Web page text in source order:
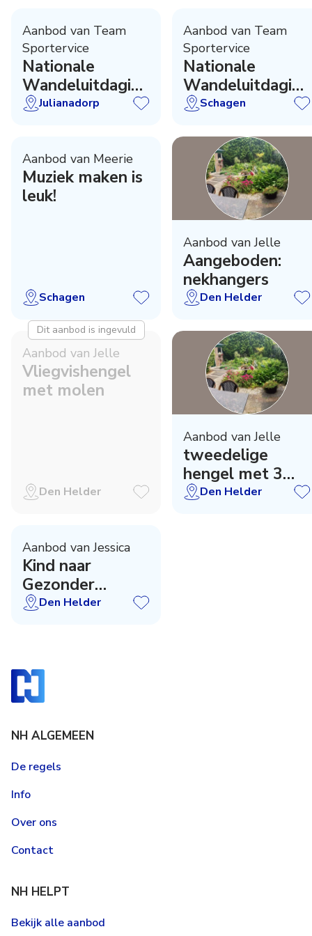
Aanbod van Team
Sportervice
Nationale
Wandeluitdaging
Julianadorp
Julianadorp
Aanbod van Team
Sportervice
Nationale
Wandeluitdaging
Schagen
Schagen
Aanbod van Meerie
Muziek maken is
leuk!
Schagen
Aanbod van Jelle
Aangeboden:
nekhangers
Den Helder
Dit aanbod is ingevuld
Aanbod van Jelle
Vliegvishengel
met molen
Den Helder
Aanbod van Jelle
tweedelige
hengel met 3
molens
Den Helder
Aanbod van Jessica
Kind naar
Gezonder
Gewicht
Den Helder
NH ALGEMEEN
De regels
Info
Over ons
Contact
NH HELPT
Bekijk alle aanbod